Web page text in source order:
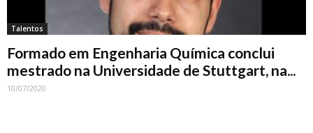
Talentos
Formado em Engenharia Química conclui
mestrado na Universidade de Stuttgart, na...
10/07/2020